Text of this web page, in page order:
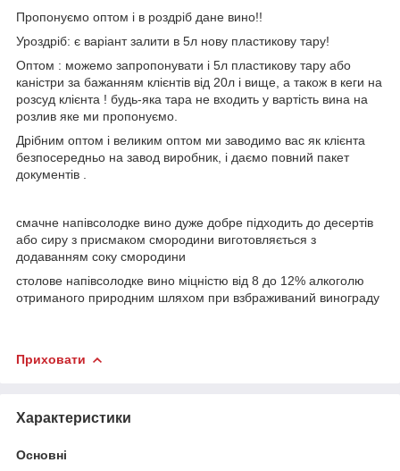
Пропонуємо оптом і в роздріб дане вино!!
Уроздріб: є варіант залити в 5л нову пластикову тару!
Оптом : можемо запропонувати і 5л пластикову тару або
каністри за бажанням клієнтів від 20л і вище, а також в кеги на
розсуд клієнта ! будь-яка тара не входить у вартість вина на
розлив яке ми пропонуємо.
Дрібним оптом і великим оптом ми заводимо вас як клієнта
безпосередньо на завод виробник, і даємо повний пакет
документів .
смачне напівсолодке вино дуже добре підходить до десертів
або сиру з присмаком смородини виготовляється з
додаванням соку смородини
столове напівсолодке вино міцністю від 8 до 12% алкоголю
отриманого природним шляхом при взбраживаний винограду
Приховати
Характеристики
Основні